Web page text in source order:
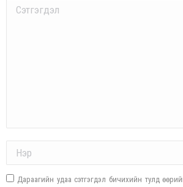
Comment
Дараагийн удаа сэтгэгдэл бичихийн тулд